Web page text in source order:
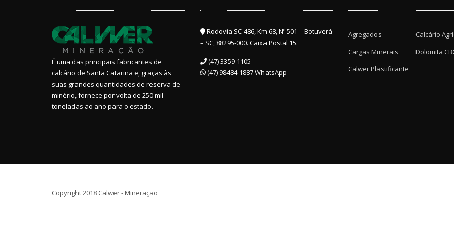
É uma das principais fabricantes de
calcário de Santa Catarina e, graças às
suas grandes quantidades de reserva de
minério, fornece por volta de 250 mil
toneladas ao ano para o estado.
Rodovia SC-486, Km 68, Nº 501 – Botuverá
– SC, 88295-000. Caixa Postal 15.
(47) 3359-1105
(47) 98484-1887 WhatsApp
Agregados
Calcário
Cargas Minerais
Dolomita
Calwer Plastificante
Copyright 2018 Calwer - Mineração